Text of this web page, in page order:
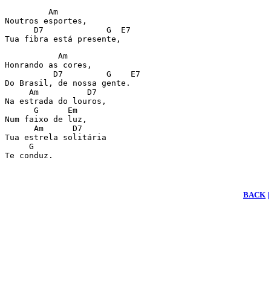
         Am
Noutros esportes,
      D7             G  E7
Tua fibra está presente,
           Am
Honrando as cores,
          D7         G    E7
Do Brasil, de nossa gente.
     Am          D7
Na estrada do louros,
      G      Em
Num faixo de luz,
      Am      D7
Tua estrela solitária
     G
Te conduz.
BACK |